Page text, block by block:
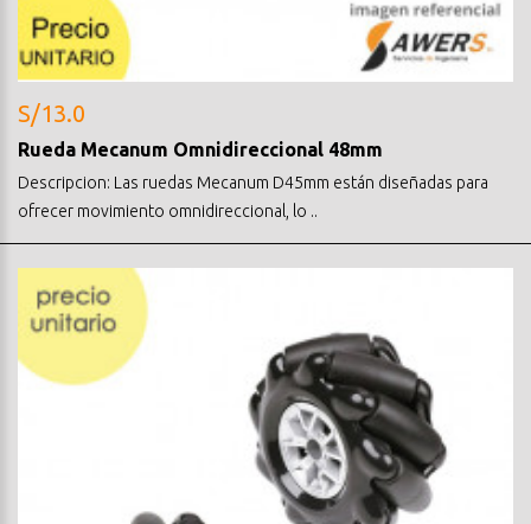
S/13.0
Rueda Mecanum Omnidireccional 48mm
Descripcion: Las ruedas Mecanum D45mm están diseñadas para
ofrecer movimiento omnidireccional, lo ..